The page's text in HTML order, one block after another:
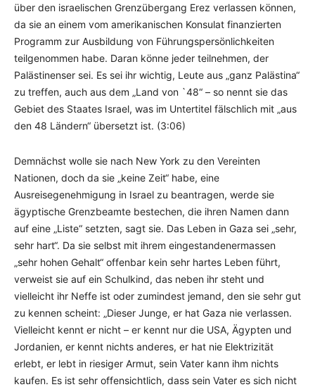
über den israelischen Grenzübergang Erez verlassen können,
da sie an einem vom amerikanischen Konsulat finanzierten
Programm zur Ausbildung von Führungspersönlichkeiten
teilgenommen habe. Daran könne jeder teilnehmen, der
Palästinenser sei. Es sei ihr wichtig, Leute aus „ganz Palästina“
zu treffen, auch aus dem „Land von `48“ – so nennt sie das
Gebiet des Staates Israel, was im Untertitel fälschlich mit „aus
den 48 Ländern“ übersetzt ist. (3:06)
Demnächst wolle sie nach New York zu den Vereinten
Nationen, doch da sie „keine Zeit“ habe, eine
Ausreisegenehmigung in Israel zu beantragen, werde sie
ägyptische Grenzbeamte bestechen, die ihren Namen dann
auf eine „Liste“ setzten, sagt sie. Das Leben in Gaza sei „sehr,
sehr hart“. Da sie selbst mit ihrem eingestandenermassen
„sehr hohen Gehalt“ offenbar kein sehr hartes Leben führt,
verweist sie auf ein Schulkind, das neben ihr steht und
vielleicht ihr Neffe ist oder zumindest jemand, den sie sehr gut
zu kennen scheint: „Dieser Junge, er hat Gaza nie verlassen.
Vielleicht kennt er nicht – er kennt nur die USA, Ägypten und
Jordanien, er kennt nichts anderes, er hat nie Elektrizität
erlebt, er lebt in riesiger Armut, sein Vater kann ihm nichts
kaufen. Es ist sehr offensichtlich, dass sein Vater es sich nicht